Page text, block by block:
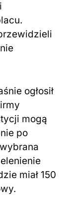
ogłosił
mogą
po
miał 150